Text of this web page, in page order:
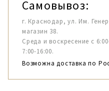
Самовывоз:
г. Краснодар, ул. Им.
магазин 38.
Среда и воскресение с
7:00-16:00.
Возможна доставка по